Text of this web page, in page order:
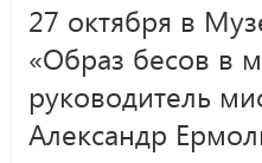
27 октября в
«Образ бесов в
руководитель
Александр